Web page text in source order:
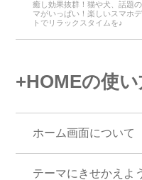
癒し効果抜群！猫や犬、話題
マがいっぱい！楽しいスマホ
トでリラックスタイムを♪
+HOMEの使
ホーム画面について
テーマにきせかえよ